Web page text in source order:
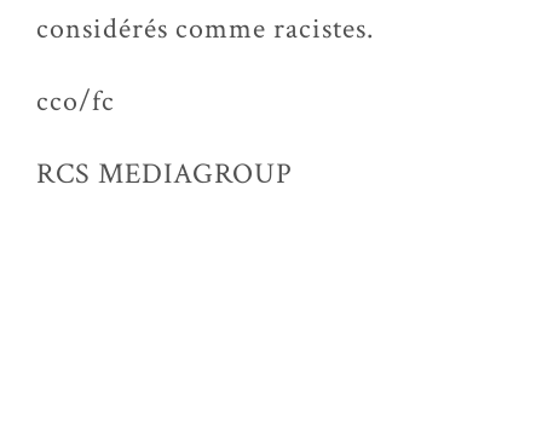
considérés comme racistes.
cco/fc
RCS MEDIAGROUP